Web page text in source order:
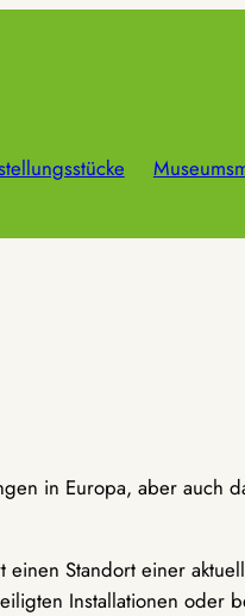
in Europa, aber auch
Standort einer
Installationen oder